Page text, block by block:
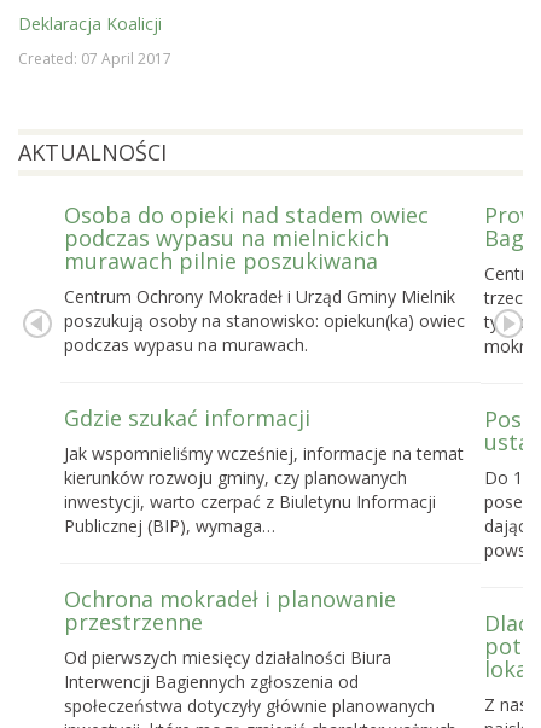
Deklaracja Koalicji
Created: 07 April 2017
AKTUALNOŚCI
Osoba do opieki nad stadem owiec
podczas wypasu na mielnickich
murawach pilnie poszukiwana
Centrum Ochrony Mokradeł i Urząd Gminy Mielnik
poszukują osoby na stanowisko: opiekun(ka) owiec
podczas wypasu na murawach.
Gdzie szukać informacji
Jak wspomnieliśmy wcześniej, informacje na temat
kierunków rozwoju gminy, czy planowanych
inwestycji, warto czerpać z Biuletynu Informacji
Publicznej (BIP), wymaga…
Ochrona mokradeł i planowanie
przestrzenne
Od pierwszych miesięcy działalności Biura
Interwencji Bagiennych zgłoszenia od
społeczeństwa dotyczyły głównie planowanych
Do 16
Z